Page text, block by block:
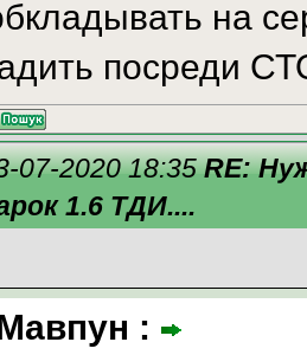
на
посреди
07-2020 18:35RE:
1.6 ТДИ....
: